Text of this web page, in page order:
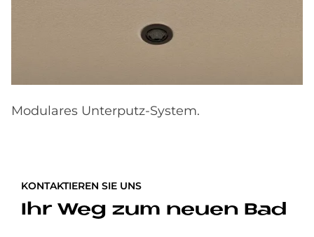
Modulares Unterputz-System.
KONTAKTIEREN SIE UNS
Ihr Weg zum neuen Bad